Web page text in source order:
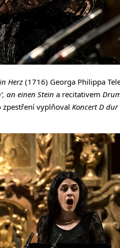
Herz (1716) Georga Philippa
an einen Stein a recitativem
zpestření vyplňoval Koncert D dur